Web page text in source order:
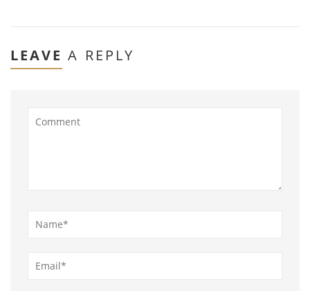
LEAVE A REPLY